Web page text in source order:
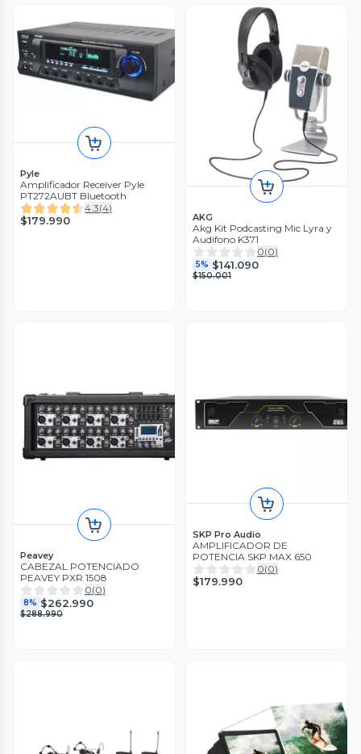
Pyle
Amplificador Receiver Pyle
PT272AUBT Bluetooth
4.3(4)
$179.990 AKG
Akg Kit Podcasting Mic Lyra y
Audifono K371
0(0)
5% $141.090
$150.001
Peavey
CABEZAL POTENCIADO
PEAVEY PXR 1508
0(0)
8% $262.990
$288.990
SKP Pro Audio
AMPLIFICADOR DE
POTENCIA SKP MAX 650
0(0)
$179.990